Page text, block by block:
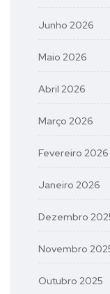
Junho 2026
Maio 2026
Abril 2026
Março 2026
Fevereiro 2026
Janeiro 2026
Dezembro
Novembro
Outubro 2025